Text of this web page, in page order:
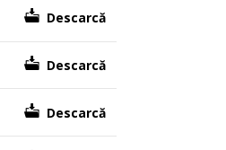
Descarcă
Descarcă
Descarcă